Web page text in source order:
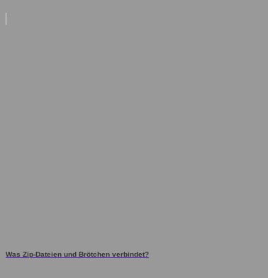
Was Zip-Dateien und Brötchen verbindet?